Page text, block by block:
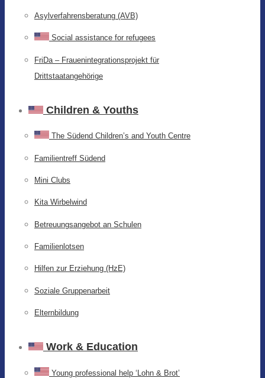
Asylverfahrensberatung (AVB)
Social assistance for refugees
FriDa – Frauenintegrationsprojekt für
Drittstaatangehörige
Children & Youths
The Südend Children’s and Youth Centre
Familientreff Südend
Mini Clubs
Kita Wirbelwind
Betreuungsangebot an Schulen
Familienlotsen
Hilfen zur Erziehung (HzE)
Soziale Gruppenarbeit
Elternbildung
Work & Education
Young professional help ‘Lohn & Brot’